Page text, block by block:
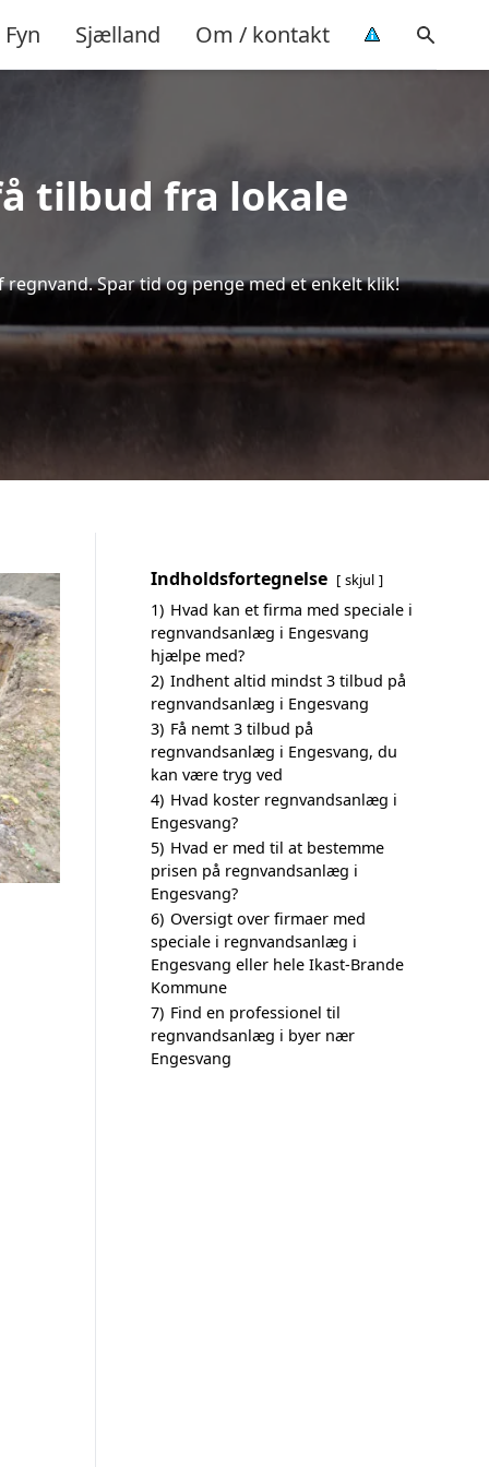
Fyn Sjælland Om / kontakt
tilbud fra lokale
Spar tid og penge med et enkelt klik!
Indholdsfortegnelse skjul
1) Hvad kan et firma med speciale i
regnvandsanlæg i Engesvang
hjælpe med?
2) Indhent altid mindst 3 tilbud på
regnvandsanlæg i Engesvang
3) Få nemt 3 tilbud på
regnvandsanlæg i Engesvang, du
kan være tryg ved
4) Hvad koster regnvandsanlæg i
Engesvang?
5) Hvad er med til at bestemme
prisen på regnvandsanlæg i
Engesvang?
6) Oversigt over firmaer med
speciale i regnvandsanlæg i
Engesvang eller hele Ikast-Brande
Kommune
7) Find en professionel til
regnvandsanlæg i byer nær
Engesvang